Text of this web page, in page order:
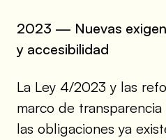
2023 — Nuevas
y accesibilidad
La Ley 4/2023 y las
marco de
las obligaciones ya